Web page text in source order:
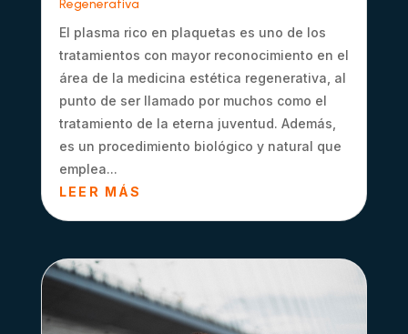
Regenerativa
El plasma rico en plaquetas es uno de los
tratamientos con mayor reconocimiento en el
área de la medicina estética regenerativa, al
punto de ser llamado por muchos como el
tratamiento de la eterna juventud. Además,
es un procedimiento biológico y natural que
emplea...
LEER MÁS